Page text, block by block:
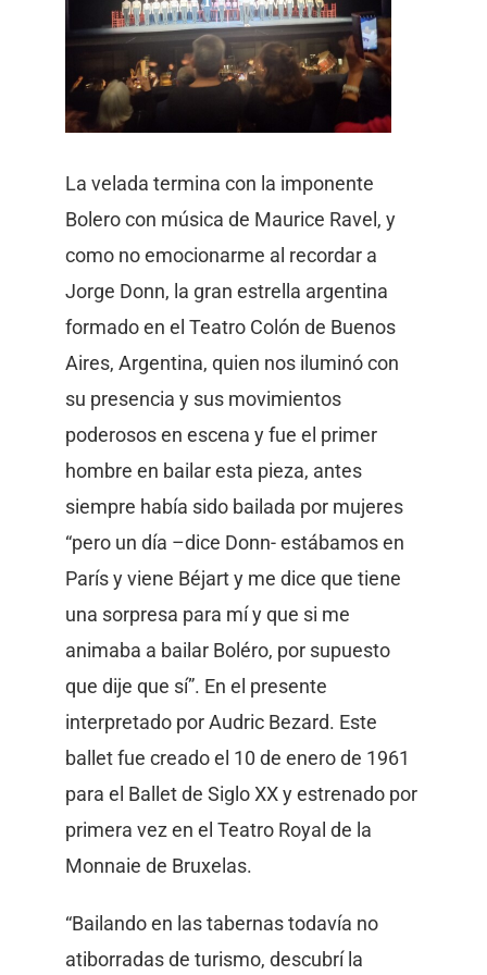
La velada termina con la imponente
Bolero con música de Maurice Ravel, y
como no emocionarme al recordar a
Jorge Donn, la gran estrella argentina
formado en el Teatro Colón de Buenos
Aires, Argentina, quien nos iluminó con
su presencia y sus movimientos
poderosos en escena y fue el primer
hombre en bailar esta pieza, antes
siempre había sido bailada por mujeres
“pero un día –dice Donn- estábamos en
París y viene Béjart y me dice que tiene
una sorpresa para mí y que si me
animaba a bailar Boléro, por supuesto
que dije que sí”. En el presente
interpretado por Audric Bezard. Este
ballet fue creado el 10 de enero de 1961
para el Ballet de Siglo XX y estrenado por
primera vez en el Teatro Royal de la
Monnaie de Bruxelas.
“Bailando en las tabernas todavía no
atiborradas de turismo, descubrí la